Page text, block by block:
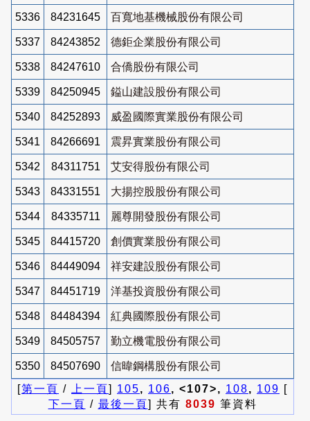
5336 84231645 百寬地基機械股份有限公司
5337 84243852 德鉅企業股份有限公司
5338 84247610 合僑股份有限公司
5339 84250945 鎰山建設股份有限公司
5340 84252893 威盈國際實業股份有限公司
5341 84266691 震昇實業股份有限公司
5342 84311751 艾安得股份有限公司
5343 84331551 大揚控股股份有限公司
5344 84335711 麗尊開發股份有限公司
5345 84415720 創價實業股份有限公司
5346 84449094 祥安建設股份有限公司
5347 84451719 洋基投資股份有限公司
5348 84484394 紅典國際股份有限公司
5349 84505757 勤立機電股份有限公司
5350 84507690
信暐鋼構股份有限公司
[第一頁 / 上一頁] 105, 106, <107>, 108, 109 [
下一頁 / 最後一頁] 共有 8039 筆資料